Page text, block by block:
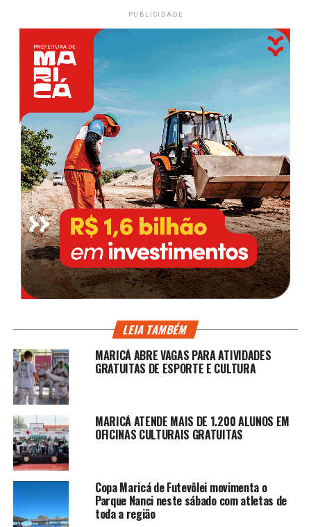
PUBLICIDADE
LEIA TAMBÉM
MARICÁ ABRE VAGAS PARA ATIVIDADES
GRATUITAS DE ESPORTE E CULTURA
MARICÁ ATENDE MAIS DE 1.200 ALUNOS EM
OFICINAS CULTURAIS GRATUITAS
Copa Maricá de Futevôlei movimenta o
Parque Nanci neste sábado com atletas de
toda a região